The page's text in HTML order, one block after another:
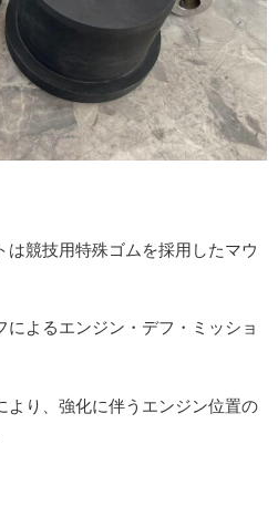
は競技用特殊ゴムを採用したマウ
よるエンジン・デフ・ミッショ
より、強化に伴うエンジン位置の